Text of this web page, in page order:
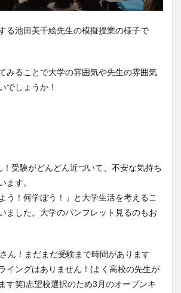
る池田美千絵先生の模擬授業の様子で
みることで大学の雰囲気や先生の雰囲気
でしょうか！
受験がどんどん近づいて、不安な気持ち
ます。
う！何学ぼう！」と大学生活を考えるこ
ました。大学のパンフレット見るのもお
ん！まだまだ受験まで時間があります
イングはありません！(よく高校の先生が
す笑)志望校選択のため3月のオープンキ